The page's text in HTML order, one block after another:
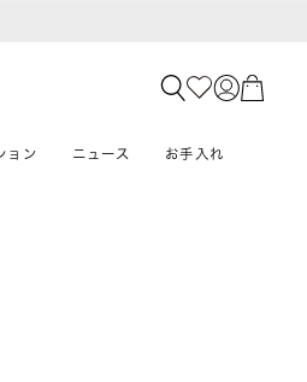
ョン ニュース お手入れ